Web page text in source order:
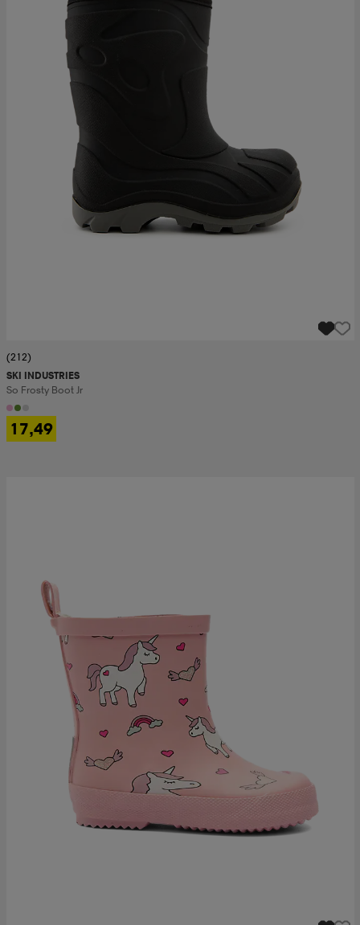
(212)
SKI INDUSTRIES
So Frosty Boot Jr
17,49